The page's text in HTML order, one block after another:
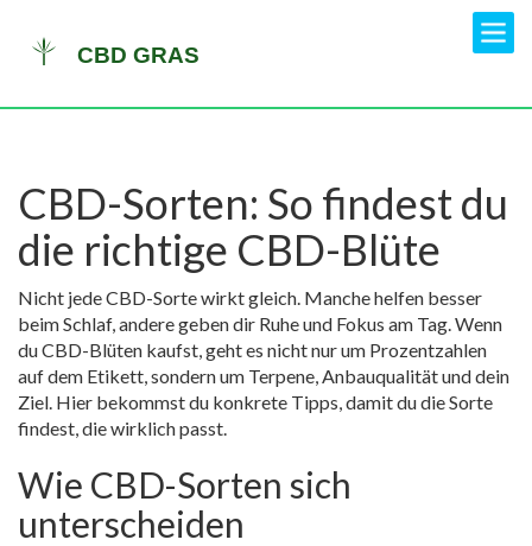
CBD-Sorten: So findest du
die richtige CBD-Blüte
Nicht jede CBD-Sorte wirkt gleich. Manche helfen besser
beim Schlaf, andere geben dir Ruhe und Fokus am Tag. Wenn
du CBD-Blüten kaufst, geht es nicht nur um Prozentzahlen
auf dem Etikett, sondern um Terpene, Anbauqualität und dein
Ziel. Hier bekommst du konkrete Tipps, damit du die Sorte
findest, die wirklich passt.
Wie CBD-Sorten sich
unterscheiden